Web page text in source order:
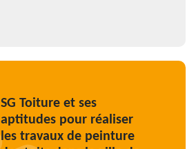
SG Toiture et ses
aptitudes pour réaliser
les travaux de peinture